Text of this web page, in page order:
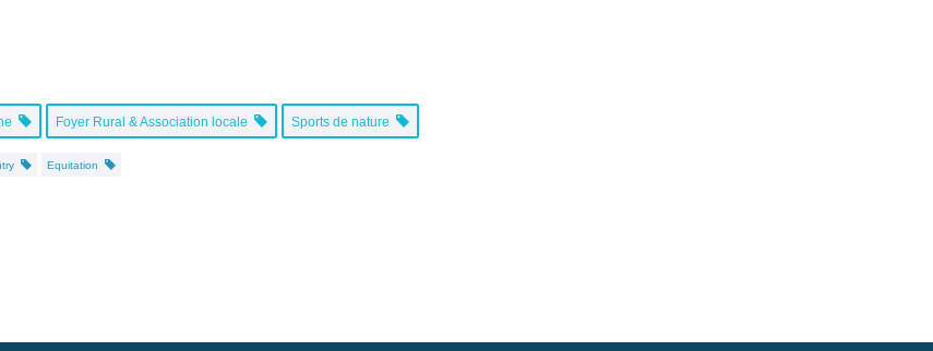
Foyer Rural & Association locale Sports de nature
Equitation